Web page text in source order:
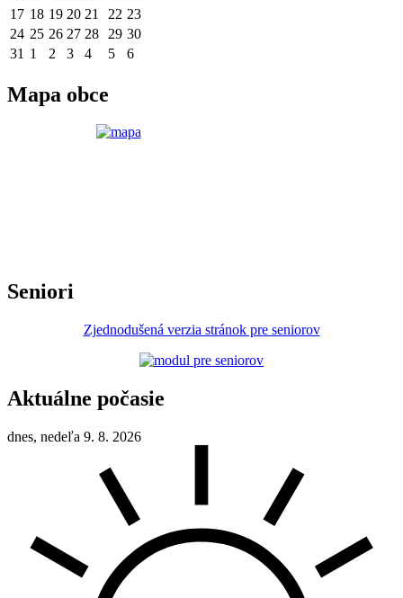
17 18 19 20 21 22 23
24 25 26 27 28 29 30
31 1 2 3 4 5 6
Mapa obce
Seniori
Zjednodušená verzia stránok pre seniorov
Aktuálne počasie
dnes, nedeľa 9. 8. 2026